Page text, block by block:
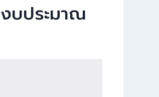
บประมาณ